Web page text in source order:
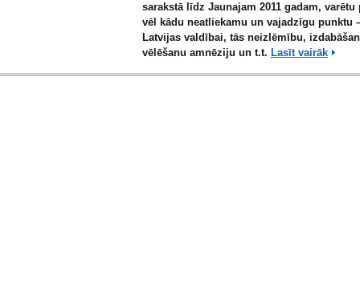
sarakstā līdz Jaunajam 2011 gadam, varētu
vēl kādu neatliekamu un vajadzīgu punktu
Latvijas valdībai, tās neizlēmību,
vēlēšanu amnēziju un t.t. Lasīt vairāk